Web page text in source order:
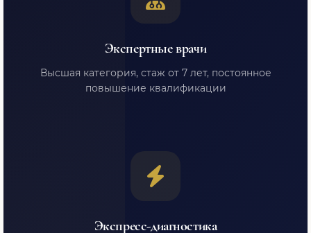
Экспертные врачи
Высшая категория, стаж от 7 лет, постоянное
повышение квалификации
Экспресс-диагностика